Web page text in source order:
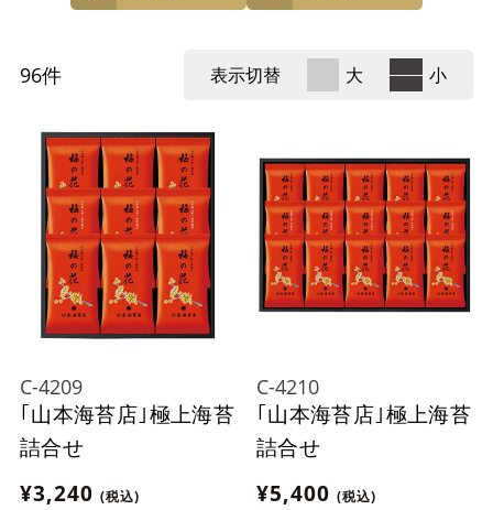
96件 表示切替 大 小
C-4209
｢山本海苔店｣極上海苔
詰合せ
¥3,240 (税込)
C-4210
｢山本海苔店｣極上海苔
詰合せ
¥5,400 (税込)